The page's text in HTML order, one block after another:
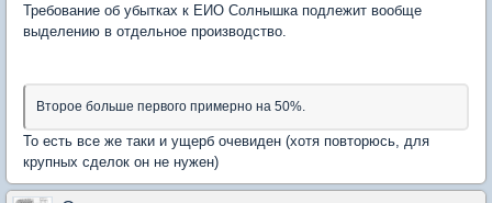
Требование об убытках к ЕИО Солнышка подлежит вообще
выделению в отдельное производство.
Второе больше первого примерно на 50%.
То есть все же таки и ущерб очевиден (хотя повторюсь, для
крупных сделок он не нужен)